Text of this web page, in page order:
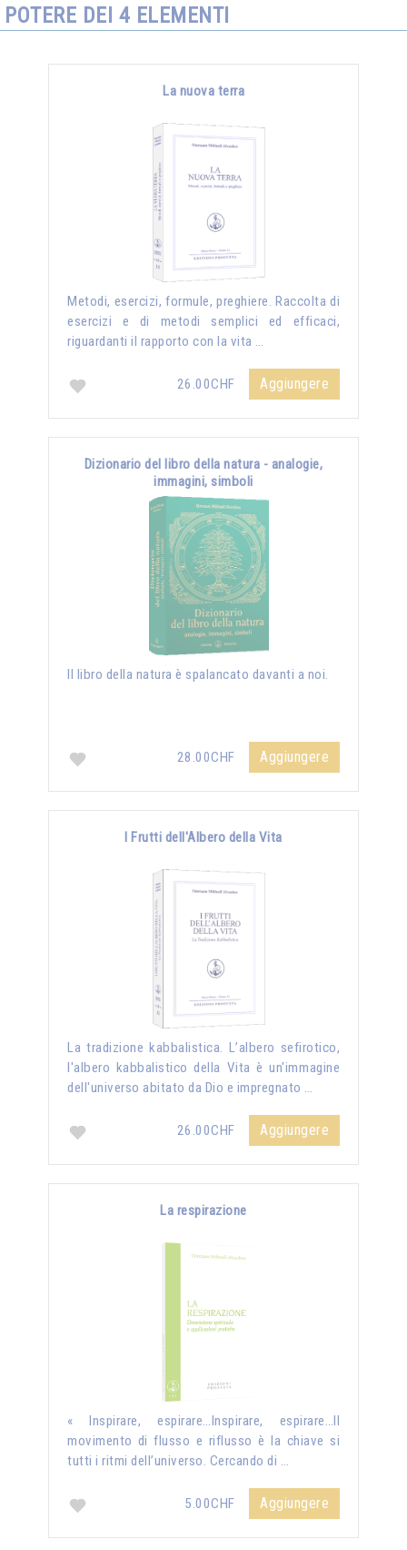
POTERE DEI 4 ELEMENTI
La nuova terra
Metodi, esercizi, formule, preghiere. Raccolta di
esercizi e di metodi semplici ed efficaci,
riguardanti il rapporto con la vita …
26.00CHF Aggiungere
Dizionario del libro della natura - analogie,
immagini, simboli
Il libro della natura è spalancato davanti a noi.
28.00CHF Aggiungere
I Frutti dell'Albero della Vita
La tradizione kabbalistica. L’albero sefirotico,
l'albero kabbalistico della Vita è un'immagine
dell'universo abitato da Dio e impregnato …
26.00CHF Aggiungere
La respirazione
« Inspirare, espirare…Inspirare, espirare…Il
movimento di flusso e riflusso è la chiave si
tutti i ritmi dell’universo. Cercando di …
5.00CHF Aggiungere